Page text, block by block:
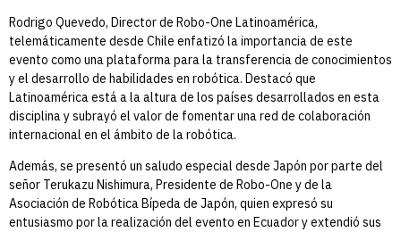
Rodrigo Quevedo, Director de Robo-One Latinoamérica,
telemáticamente desde Chile enfatizó la importancia de este
evento como una plataforma para la transferencia de conocimientos
y el desarrollo de habilidades en robótica. Destacó que
Latinoamérica está a la altura de los países desarrollados en esta
disciplina y subrayó el valor de fomentar una red de colaboración
internacional en el ámbito de la robótica.
Además, se presentó un saludo especial desde Japón por parte del
señor Terukazu Nishimura, Presidente de Robo-One y de la
Asociación de Robótica Bípeda de Japón, quien expresó su
entusiasmo por la realización del evento en Ecuador y extendió sus